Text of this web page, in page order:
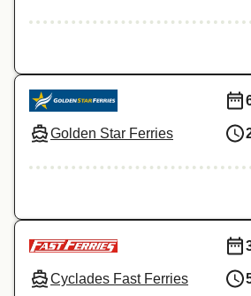
Golden Star Ferries
Cyclades Fast Ferries